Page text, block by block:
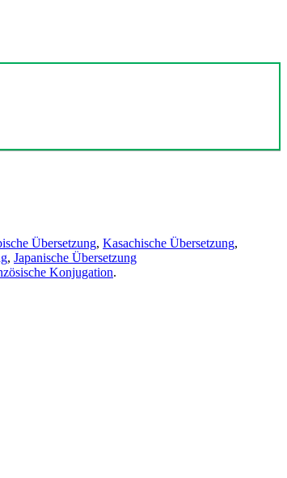
Übersetzung, Kasachische Übersetzung,
, Japanische Übersetzung
Konjugation.